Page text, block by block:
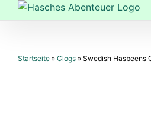
Zum
Inhalt
Startseite » Clogs » Swedish Hasbeens